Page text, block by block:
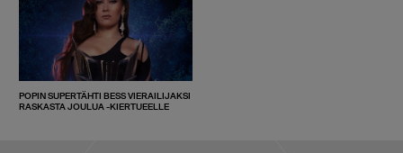
POPIN SUPERTÄHTI BESS VIERAILIJAKSI
RASKASTA JOULUA -KIERTUEELLE